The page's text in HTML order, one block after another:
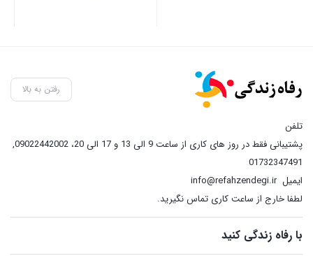
رفتن به بالا
تلفن
پشتیبانی فقط در روز های کاری از ساعت 9 الی 13 و 17 الی 20، 09022442002
,
01732347491
ایمیلinfo@refahzendegi.ir
لطفا خارج از ساعت کاری تماس نگیرید.
با رفاه زندگی کنید